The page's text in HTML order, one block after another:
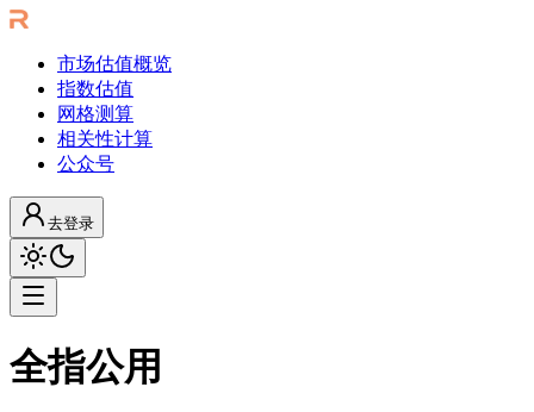
市场估值概览
指数估值
网格测算
相关性计算
公众号
去登录
全指公用